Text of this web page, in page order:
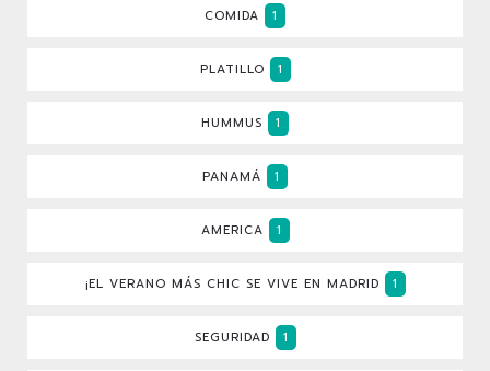
COMIDA 1
PLATILLO 1
HUMMUS 1
PANAMÁ 1
AMERICA 1
¡EL VERANO MÁS CHIC SE VIVE EN MADRID 1
SEGURIDAD 1